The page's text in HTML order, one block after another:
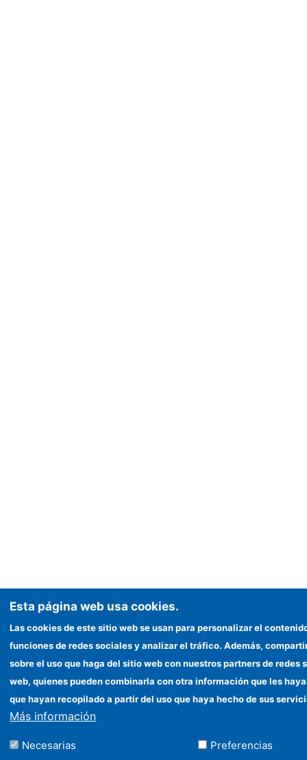
Esta página web usa cookies.
Las cookies de este sitio web se usan para personalizar el
funciones de redes sociales y analizar el tráfico. Además,
sobre el uso que haga del sitio web con nuestros partners de redes
web, quienes pueden combinarla con otra información que les
que hayan recopilado a partir del uso que haya hecho de sus
Más información
Necesarias Preferencias